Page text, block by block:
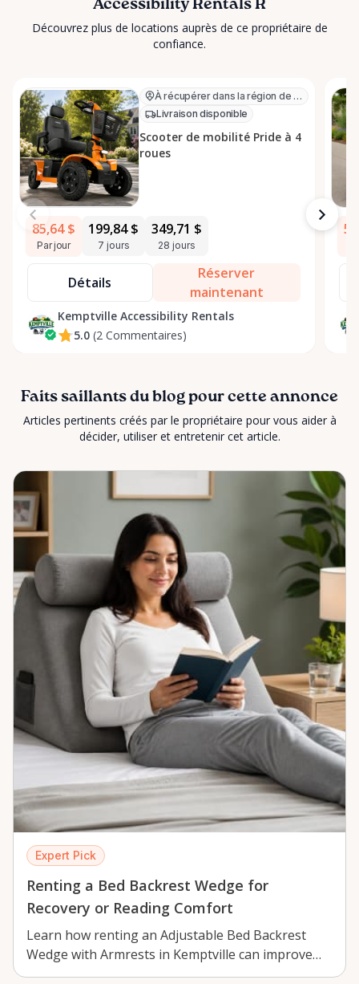
Accessibility Rentals R
Découvrez plus de locations auprès de ce propriétaire de
confiance.
À récupérer dans la région de Kemptville
Livraison disponible
Scooter de mobilité Pride à 4
roues
85,64 $
Par jour
199,84 $
7 jours
349,71 $
28 jours
Détails
Réserver
maintenant
Kemptville Accessibility Rentals
5.0 (2 Commentaires)
Faits saillants du blog pour cette annonce
Articles pertinents créés par le propriétaire pour vous aider à
décider, utiliser et entretenir cet article.
Expert Pick
Renting a Bed Backrest Wedge for
Recovery or Reading Comfort
Learn how renting an Adjustable Bed Backrest
Wedge with Armrests in Kemptville can improve
comfort …